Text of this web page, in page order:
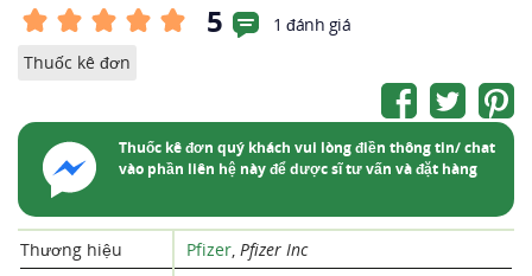
5
1 đánh giá
Thuốc kê đơn
Thuốc kê đơn quý khách vui lòng điền thông tin/ chat
vào phần liên hệ này để dược sĩ tư vấn và đặt hàng
Thương hiệu Pfizer, Pfizer Inc